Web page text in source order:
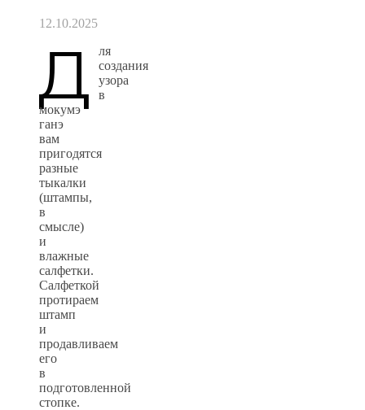
12.10.2025
Д
ля
создания
узора
в
мокумэ
ганэ
вам
пригодятся
разные
тыкалки
(штампы,
в
смысле)
и
влажные
салфетки.
Салфеткой
протираем
штамп
и
продавливаем
его
в
подготовленной
стопке.